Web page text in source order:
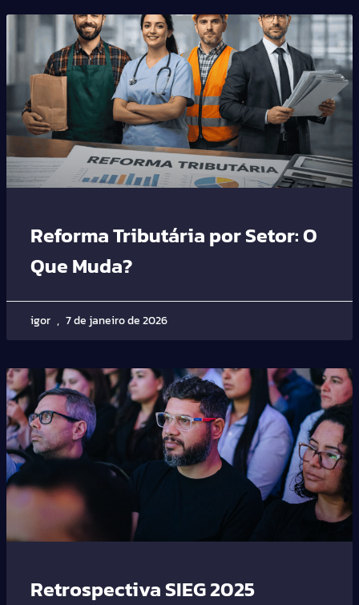
Reforma Tributária por Setor: O
Que Muda?
igor 7 de janeiro de 2026
Retrospectiva SIEG 2025